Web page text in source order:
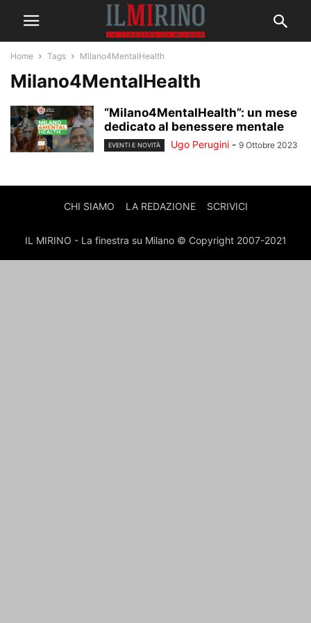
Home Tags Milano4MentalHealth
Milano4MentalHealth
“Milano4MentalHealth”: un mese
dedicato al benessere mentale
EVENTI E NOVITÀ Ugo Perugini - 9 Ottobre 2023
CHI SIAMO LA REDAZIONE SCRIVICI
IL MIRINO - La finestra su Milano © Copyright 2007-2021